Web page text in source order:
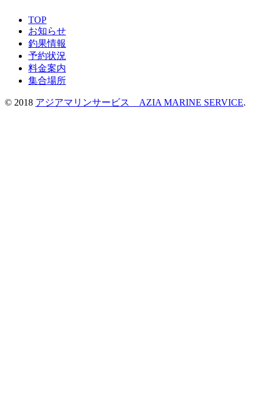
TOP
お知らせ
釣果情報
予約状況
料金案内
集合場所
© 2018 アジアマリンサービス AZIA MARINE SERVICE.